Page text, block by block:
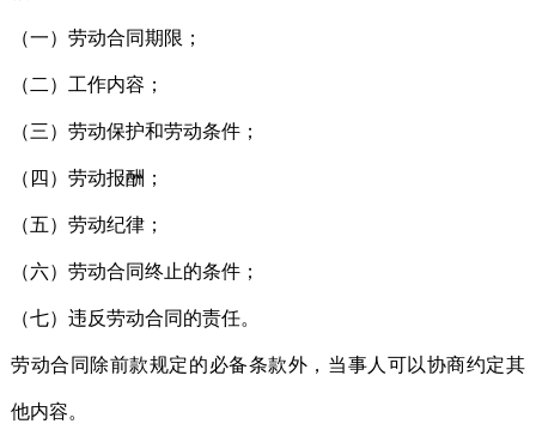
（一）劳动合同期限；
（二）工作内容；
（三）劳动保护和劳动条件；
（四）劳动报酬；
（五）劳动纪律；
（六）劳动合同终止的条件；
（七）违反劳动合同的责任。
劳动合同除前款规定的必备条款外，当事人可以协商约定其
他内容。